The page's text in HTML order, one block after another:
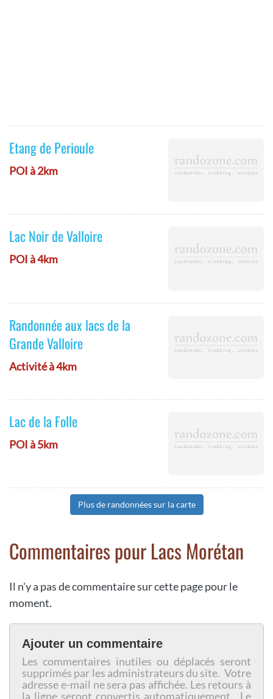
Etang de Perioule
POI à 2km
Lac Noir de Valloire
POI à 4km
Randonnée aux lacs de la
Grande Valloire
Activité à 4km
Lac de la Folle
POI à 5km
Plus de randonnées sur la carte
Commentaires pour Lacs Morétan
Il n'y a pas de commentaire sur cette page pour le
moment.
Ajouter un commentaire
Les commentaires inutiles ou déplacés seront
supprimés par les administrateurs du site. Votre
adresse e-mail ne sera pas affichée. Les retours à
la ligne seront convertis automatiquement. Le